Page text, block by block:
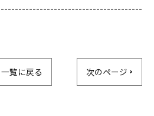
一覧に戻る 次のページ >